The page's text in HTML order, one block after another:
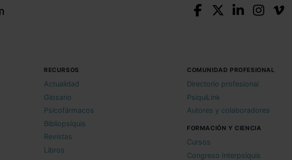
RECURSOS
Actualidad
Glosario
Psicofármacos
Bibliopsiquis
Revistas
Libros
COMUNIDAD PROFESIONAL
Directorio profesional
PsiquiLink
Autores y colaboradores
FORMACIÓN Y CIENCIA
Cursos
Congreso Interpsiquis